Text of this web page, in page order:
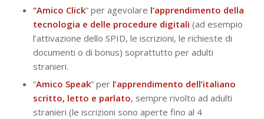
“Amico Click” per agevolare l’apprendimento della
tecnologia e delle procedure digitali (ad esempio
l’attivazione dello SPID, le iscrizioni, le richieste di
documenti o di bonus) soprattutto per adulti
stranieri.
“Amico Speak” per l’apprendimento dell’italiano
scritto, letto e parlato, sempre rivolto ad adulti
stranieri (le iscrizioni sono aperte fino al 4